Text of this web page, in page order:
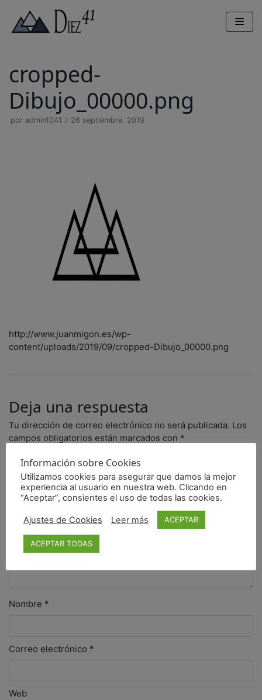
Saltar
al
cropped-
Dibujo_00000.png
por admin1041 26 septiembre, 2019
http://www.juanmigon.es/wp-
content/uploads/2019/09/cropped-Dibujo_00000.png
Deja una respuesta
Tu dirección de correo electrónico no será publicada. Los
campos obligatorios están marcados con *
Comentario*
Nombre *
Correo electrónico *
Web
Información sobre Cookies
Utilizamos cookies para asegurar que damos la mejor
experiencia al usuario en nuestra web. Clicando en
“Aceptar”, consientes el uso de todas las cookies.
Ajustes de Cookies Leer más ACEPTAR
ACEPTAR TODAS